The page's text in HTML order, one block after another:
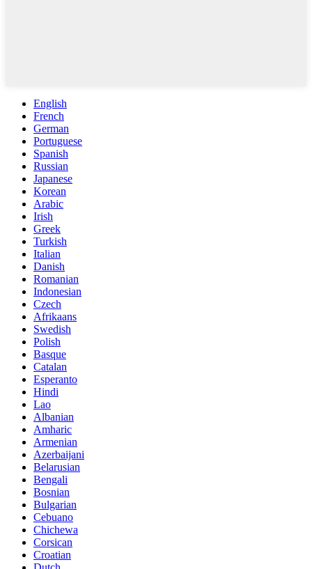
English
French
German
Portuguese
Spanish
Russian
Japanese
Korean
Arabic
Irish
Greek
Turkish
Italian
Danish
Romanian
Indonesian
Czech
Afrikaans
Swedish
Polish
Basque
Catalan
Esperanto
Hindi
Lao
Albanian
Amharic
Armenian
Azerbaijani
Belarusian
Bengali
Bosnian
Bulgarian
Cebuano
Chichewa
Corsican
Croatian